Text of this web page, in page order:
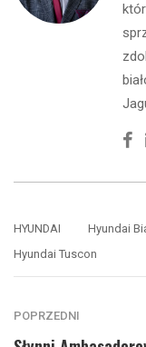
HYUNDAI
Hyundai
Hyundai Tuscon
POPRZEDNI